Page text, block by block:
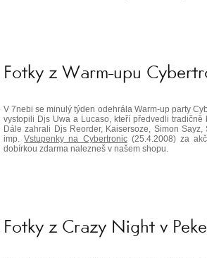
Fotky z Warm-upu
V 7nebi se minulý týden odehrála Warm-up party
vystopili Djs Uwa a Lucaso, kteří předvedli tradičně
Dále zahrali Djs Reorder, Kaisersoze, Simon Sayz,
imp.Vstupenky na Cybertronic(25.4.2008) za
dobírkou zdarma nalezneš v našem shopu.
Fotky z Crazy Night v